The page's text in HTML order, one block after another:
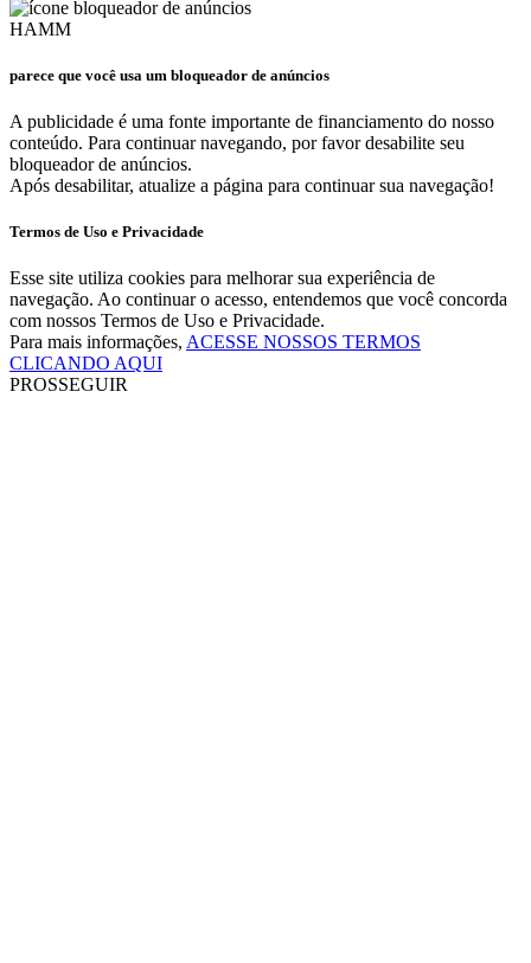
HAMM
parece que você usa um bloqueador de anúncios
A publicidade é uma fonte importante de financiamento do nosso
conteúdo. Para continuar navegando, por favor desabilite seu
bloqueador de anúncios.
Após desabilitar, atualize a página para continuar sua navegação!
Termos de Uso e Privacidade
Esse site utiliza cookies para melhorar sua experiência de
navegação. Ao continuar o acesso, entendemos que você concorda
com nossos Termos de Uso e Privacidade.
Para mais informações, ACESSE NOSSOS TERMOS
CLICANDO AQUI
PROSSEGUIR